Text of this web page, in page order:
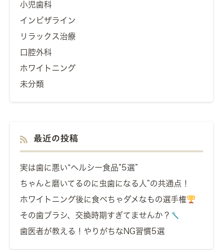
小児歯科
インビザライン
リラックス治療
口腔外科
ホワイトニング
未分類
最近の投稿
実は歯に悪い“ヘルシー食品”5選”
ちゃんと磨いてるのに虫歯になる人”の共通点！
ホワイトニング後に食べちゃダメなもの選手権
その歯ブラシ、交換時期すぎてませんか？
歯医者が教える！やりがちなNG習慣5選